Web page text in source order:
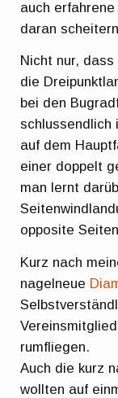
auch
daran
Nicht nur,
die
bei den
schlussendlich
auf dem
einer doppelt
man lernt
opposite
Kurz nach
nagelneue
rumfliegen.
Auch die kurz
wollten auf